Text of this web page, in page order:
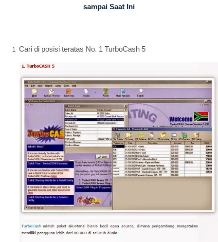
sampai Saat Ini
Cari di posisi teratas No. 1 TurboCash 5